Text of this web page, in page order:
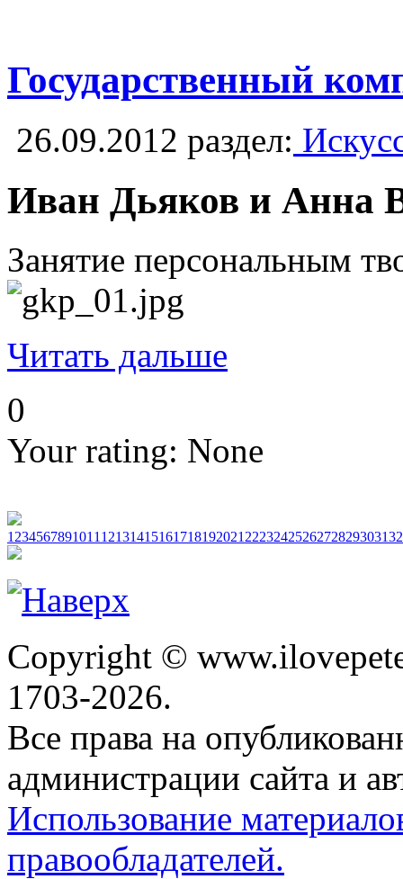
Государственный
26.09.2012 раздел:
Иван Дьяков и Анна
Занятие персональным
Читать дальше
0
Your rating: None
1234567891011121314151617181920212223242526272829303132
Copyright ©
1703-2026.
Все права на
администрации сайта и
Использование
правообладателей.